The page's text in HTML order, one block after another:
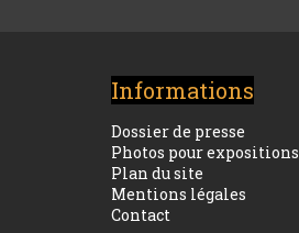
Informations
Dossier de presse
Photos pour expositions
Plan du site
Mentions légales
Contact